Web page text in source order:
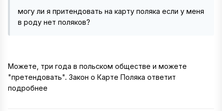
могу ли я притендовать на карту поляка если у меня
в роду нет поляков?
Можете, три года в польском обществе и можете
"претендовать". Закон о Карте Поляка ответит
подробнее